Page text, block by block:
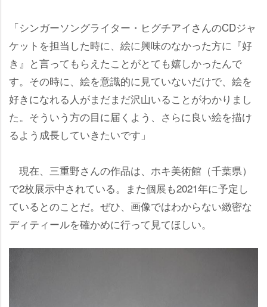
「シンガーソングライター・ヒグチアイさんのCDジャ
ケットを担当した時に、絵に興味のなかった方に『好
き』と言ってもらえたことがとても嬉しかったんで
す。その時に、絵を意識的に見ていないだけで、絵を
好きになれる人がまだまだ沢山いることがわかりまし
た。そういう方の目に届くよう、さらに良い絵を描け
るよう成長していきたいです」
現在、三重野さんの作品は、ホキ美術館（千葉県）
で2枚展示中されている。また個展も2021年に予定し
ているとのことだ。ぜひ、画像ではわからない緻密な
ディティールを確かめに行って見てほしい。